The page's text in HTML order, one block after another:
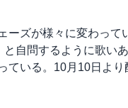
ーズが様々に変わって
と自問するように歌いあ
ている。10月10日より